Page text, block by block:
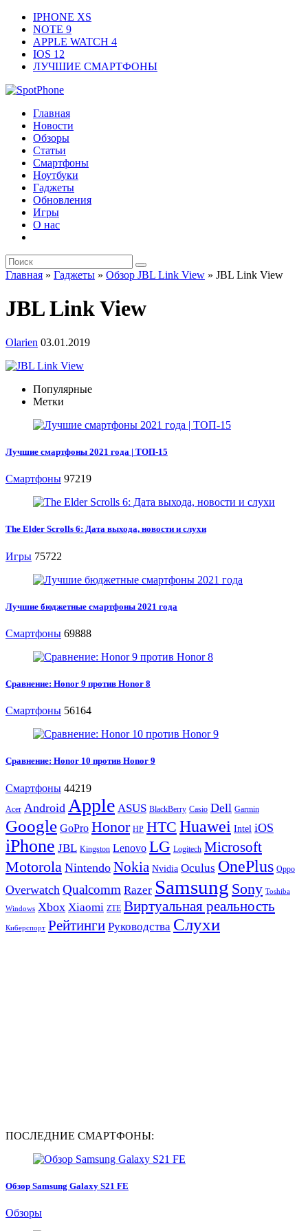
IPHONE XS
NOTE 9
APPLE WATCH 4
IOS 12
ЛУЧШИЕ СМАРТФОНЫ
Главная
Новости
Обзоры
Статьи
Смартфоны
Ноутбуки
Гаджеты
Обновления
Игры
О нас
Главная » Гаджеты » Обзор JBL Link View » JBL Link View
JBL Link View
Olarien 03.01.2019
Популярные
Метки
Лучшие смартфоны 2021 года | ТОП-15
Смартфоны 97219
The Elder Scrolls 6: Дата выхода, новости и слухи
Игры 75722
Лучшие бюджетные смартфоны 2021 года
Смартфоны 69888
Сравнение: Honor 9 против Honor 8
Смартфоны 56164
Сравнение: Honor 10 против Honor 9
Смартфоны 44219
Acer Android Apple ASUS BlackBerry Casio Dell Garmin
Google GoPro Honor HP HTC Huawei Intel iOS
iPhone JBL Kingston Lenovo LG Logitech Microsoft
Motorola Nintendo Nokia Nvidia Oculus OnePlus Oppo
Overwatch Qualcomm Razer Samsung Sony Toshiba
Windows Xbox Xiaomi ZTE Виртуальная реальность
Киберспорт Рейтинги Руководства Слухи
ПОСЛЕДНИЕ СМАРТФОНЫ:
Обзор Samsung Galaxy S21 FE
Обзоры